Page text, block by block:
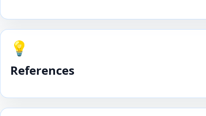
💡
References